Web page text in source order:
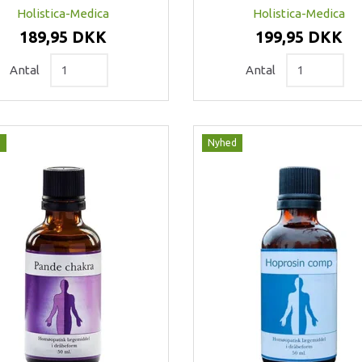
Holistica-Medica
189,95 DKK
Antal
Holistica-Medica
199,95 DKK
Antal
Nyhed